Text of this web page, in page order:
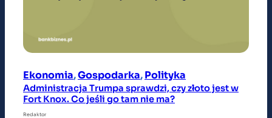
Ekonomia, Gospodarka, Polityka
Administracja Trumpa sprawdzi, czy złoto jest w
Fort Knox. Co jeśli go tam nie ma?
Redaktor